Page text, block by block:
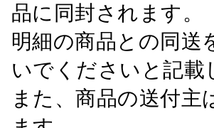
品に同封されます。
明細の商品との同送
いでくださいと記載
また、商品の送付